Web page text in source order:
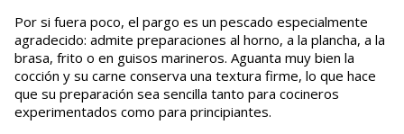
Por si fuera poco, el pargo es un pescado especialmente
agradecido: admite preparaciones al horno, a la plancha, a la
brasa, frito o en guisos marineros. Aguanta muy bien la
cocción y su carne conserva una textura firme, lo que hace
que su preparación sea sencilla tanto para cocineros
experimentados como para principiantes.